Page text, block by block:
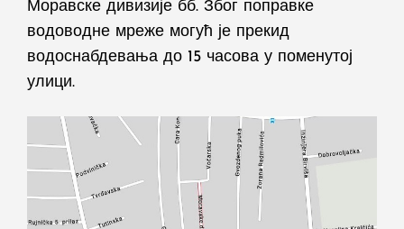
Моравске дивизије бб. Због поправке
водоводне мреже могућ је прекид
водоснабдевања до 15 часова у поменутој
улици.